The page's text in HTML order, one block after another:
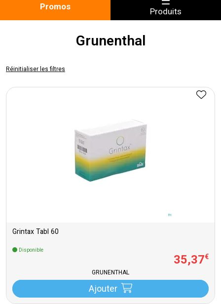
Promos Produits
Grunenthal
Réinitialiser les filtres
Grintax Tabl 60
Disponible
35,37€
GRUNENTHAL
Ajouter